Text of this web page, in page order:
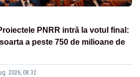
PNRR intră la votul final:
a peste 750 de milioane de
2026, 08:32